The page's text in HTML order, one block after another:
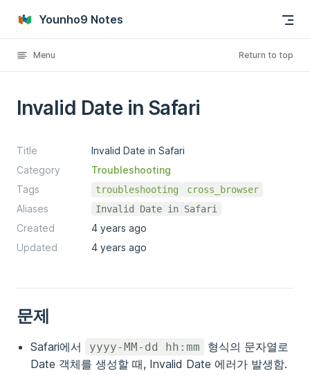
Skip to content
Younho9 Notes
Menu Return to top
Invalid Date in Safari
Title
Invalid Date in Safari
Category
Troubleshooting
Tags
troubleshooting cross_browser
Aliases Invalid Date in Safari
Created
4 years ago
Updated
4 years ago
문제
Safari에서 yyyy-MM-dd hh:mm
형식의 문자열로
Date 객체를 생성할 때, Invalid Date 에러가 발생함.